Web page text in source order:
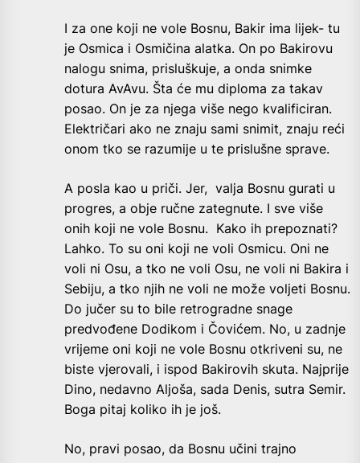
I za one koji ne vole Bosnu, Bakir ima lijek- tu
je Osmica i Osmičina alatka. On po Bakirovu
nalogu snima, prisluškuje, a onda snimke
dotura AvAvu. Šta će mu diploma za takav
posao. On je za njega više nego kvalificiran.
Električari ako ne znaju sami snimit, znaju reći
onom tko se razumije u te prislušne sprave.
A posla kao u priči. Jer, valja Bosnu gurati u
progres, a obje ručne zategnute. I sve više
onih koji ne vole Bosnu. Kako ih prepoznati?
Lahko. To su oni koji ne voli Osmicu. Oni ne
voli ni Osu, a tko ne voli Osu, ne voli ni Bakira i
Sebiju, a tko njih ne voli ne može voljeti Bosnu.
Do jučer su to bile retrogradne snage
predvođene Dodikom i Čovićem. No, u zadnje
vrijeme oni koji ne vole Bosnu otkriveni su, ne
biste vjerovali, i ispod Bakirovih skuta. Najprije
Dino, nedavno Aljoša, sada Denis, sutra Semir.
Boga pitaj koliko ih je još.
No, pravi posao, da Bosnu učini trajno